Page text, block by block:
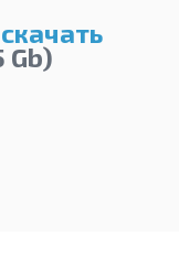
Gb)